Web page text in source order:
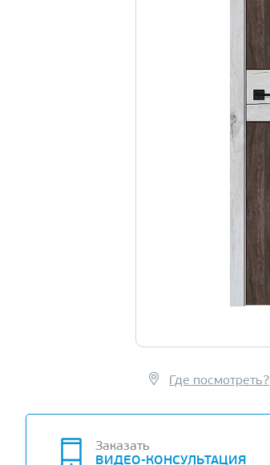
Где посмотреть?
Заказать
ВИДЕО-КОНСУЛЬТАЦИЯ